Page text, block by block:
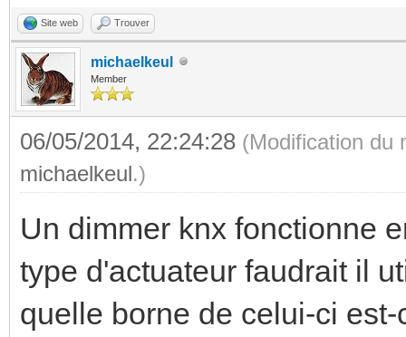
Site web Trouver
michaelkeul
Member
06/05/2014, 22:24:28 (Modification du
michaelkeul.)
Un dimmer knx fonctionne
type d'actuateur faudrait il
quelle borne de celui-ci